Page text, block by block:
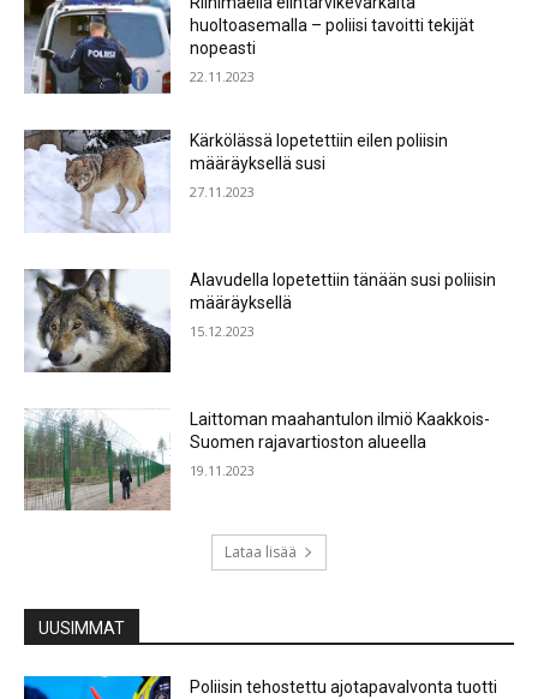
huoltoasemalla – poliisi tavoitti tekijät
nopeasti
22.11.2023
Kärkölässä lopetettiin eilen poliisin
määräyksellä susi
27.11.2023
Alavudella lopetettiin tänään susi poliisin
määräyksellä
15.12.2023
Laittoman maahantulon ilmiö Kaakkois-
Suomen rajavartioston alueella
19.11.2023
Lataa lisää
UUSIMMAT
Poliisin tehostettu ajotapavalvonta tuotti